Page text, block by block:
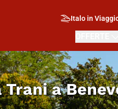
Italo in
Trani a